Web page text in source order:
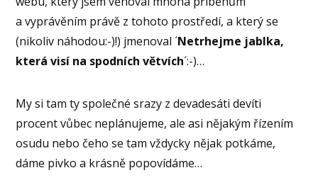
a vyprávěním právě z tohoto prostředí, a který se
(nikoliv náhodou:-)!) jmenoval ´Netrhejme jablka,
která visí na spodních větvích´:-)…
My si tam ty společné srazy z devadesáti devíti
procent vůbec neplánujeme, ale asi nějakým řízením
osudu nebo čeho se tam vždycky nějak potkáme,
dáme pivko a krásně popovídáme…